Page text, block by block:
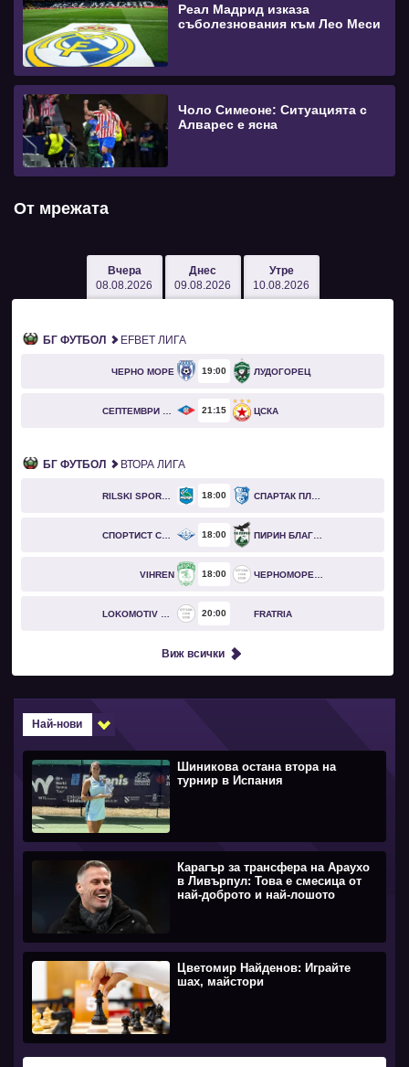
Реал Мадрид изказа
съболезнования към Лео Меси
Чоло Симеоне: Ситуацията с
Алварес е ясна
От мрежата
Вчера
08.08.2026
Днес
09.08.2026
Утре
10.08.2026
БГ ФУТБОЛ EFBET ЛИГА
ЧЕРНО МОРЕ 19 00 ЛУДОГОРЕЦ
21 15 ЦСКА
БГ ФУТБОЛ ВТОРА ЛИГА
RILSKI SPORTIST 18 00 СПАРТАК ПЛЕВЕН
СПОРТИСТ СВОГЕ 18 00 ПИРИН БЛАГОЕВГРАД
VIHREN 18 00
20 00 FRATRIA
Виж всички
Най-нови
Шиникова остана втора на
турнир в Испания
Карагър за трансфера на Араухо
в Ливърпул: Това е смесица от
най-доброто и най-лошото
Цветомир Найденов: Играйте
шах, майстори